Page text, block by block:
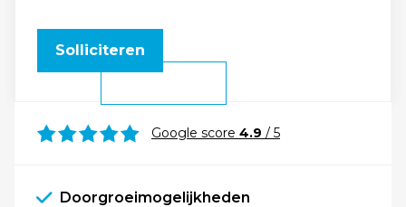
Solliciteren
Google score 4.9 / 5
Doorgroeimogelijkheden